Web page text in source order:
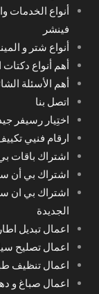
أنواع الخدمات
فينشر
أنواع شتر و
أهم أنواع
أهم الأسئلة
اتصل بنا
اختِيار رسيفر جيد برمجة
ارقام فنيي
اشتراك باقات
اشتراك بي أن
الجديدة
اعمال تبديل
اعمال تصليح
اعمال تنظيف
اعمال صباغ و